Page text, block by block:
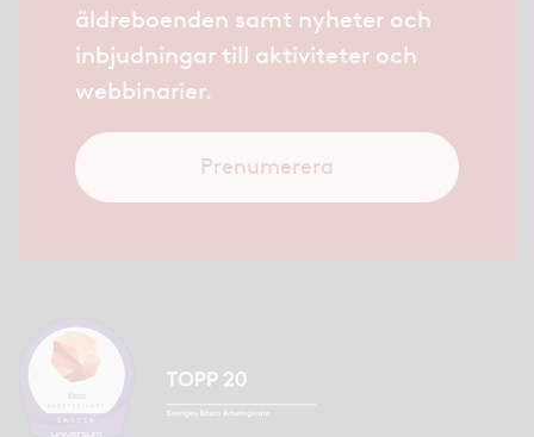
äldreboenden samt nyheter och
inbjudningar till aktiviteter och
webbinarier.
Prenumerera